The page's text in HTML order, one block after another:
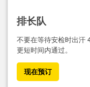
排长队
不要在等待安检时出汗
更短时间内通过。
现在预订